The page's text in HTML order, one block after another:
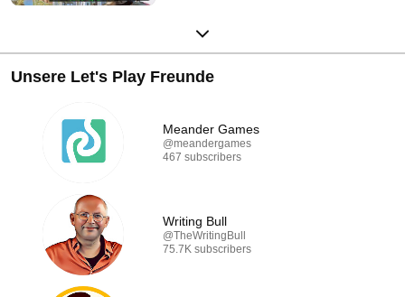
Unsere Let's Play Freunde
Meander Games
@meandergames
467 subscribers
Writing Bull
@TheWritingBull
75.7K subscribers